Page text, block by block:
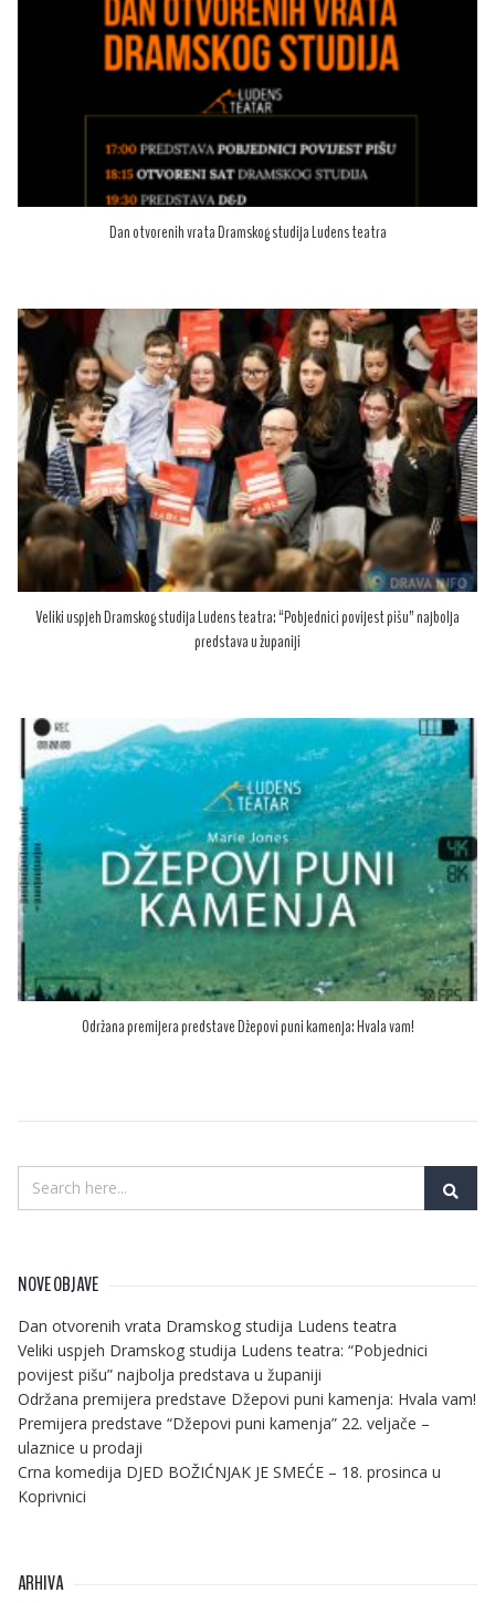
Dan otvorenih vrata Dramskog studija Ludens teatra
Veliki uspjeh Dramskog studija Ludens teatra: “Pobjednici povijest pišu” najbolja
predstava u županiji
Održana premijera predstave Džepovi puni kamenja: Hvala vam!
NOVE OBJAVE
Dan otvorenih vrata Dramskog studija Ludens teatra
Veliki uspjeh Dramskog studija Ludens teatra: “Pobjednici
povijest pišu” najbolja predstava u županiji
Održana premijera predstave Džepovi puni kamenja: Hvala vam!
Premijera predstave “Džepovi puni kamenja” 22. veljače –
ulaznice u prodaji
Crna komedija DJED BOŽIĆNJAK JE SMEĆE – 18. prosinca u
Koprivnici
ARHIVA